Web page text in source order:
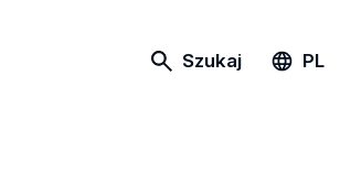
Szukaj PL